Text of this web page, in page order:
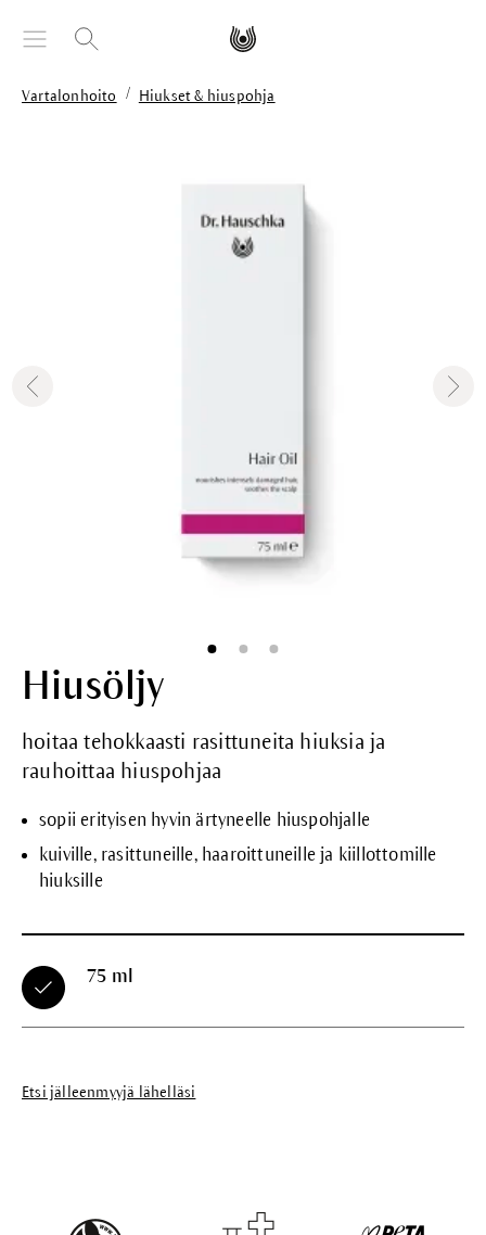
Vartalonhoito / Hiukset & hiuspohja
Hiusöljy
hoitaa tehokkaasti rasittuneita hiuksia ja
rauhoittaa hiuspohjaa
sopii erityisen hyvin ärtyneelle hiuspohjalle
kuiville, rasittuneille, haaroittuneille ja kiillottomille
hiuksille
75 ml
Etsi jälleenmyyjä lähelläsi